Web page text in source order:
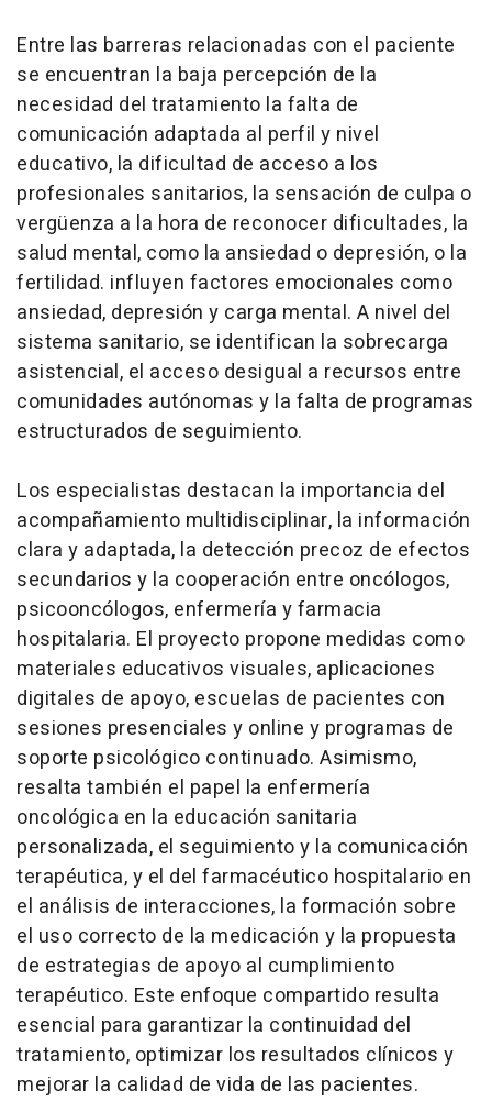
Entre las barreras relacionadas con el paciente
se encuentran la baja percepción de la
necesidad del tratamiento la falta de
comunicación adaptada al perfil y nivel
educativo, la dificultad de acceso a los
profesionales sanitarios, la sensación de culpa o
vergüenza a la hora de reconocer dificultades, la
salud mental, como la ansiedad o depresión, o la
fertilidad. influyen factores emocionales como
ansiedad, depresión y carga mental. A nivel del
sistema sanitario, se identifican la sobrecarga
asistencial, el acceso desigual a recursos entre
comunidades autónomas y la falta de programas
estructurados de seguimiento.
Los especialistas destacan la importancia del
acompañamiento multidisciplinar, la información
clara y adaptada, la detección precoz de efectos
secundarios y la cooperación entre oncólogos,
psicooncólogos, enfermería y farmacia
hospitalaria. El proyecto propone medidas como
materiales educativos visuales, aplicaciones
digitales de apoyo, escuelas de pacientes con
sesiones presenciales y online y programas de
soporte psicológico continuado. Asimismo,
resalta también el papel la enfermería
oncológica en la educación sanitaria
personalizada, el seguimiento y la comunicación
terapéutica, y el del farmacéutico hospitalario en
el análisis de interacciones, la formación sobre
el uso correcto de la medicación y la propuesta
de estrategias de apoyo al cumplimiento
terapéutico. Este enfoque compartido resulta
esencial para garantizar la continuidad del
tratamiento, optimizar los resultados clínicos y
mejorar la calidad de vida de las pacientes.